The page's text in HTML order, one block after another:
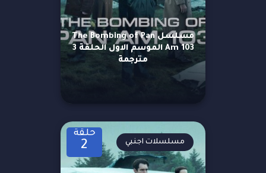
مسلسل The Bombing of Pan
Am 103 الموسم الاول الحلقة 3
مترجمة
حلقة
2 مسلسلات اجنبي